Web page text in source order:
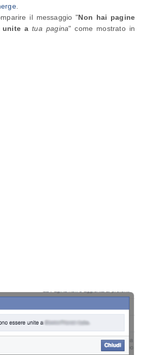
.
il messaggio "Non hai pagine
unite atua pagina" come mostrato in